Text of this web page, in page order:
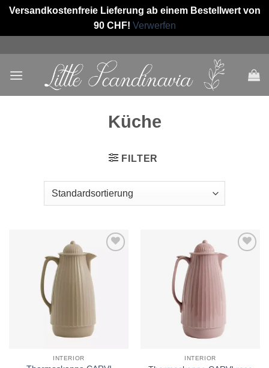
Versandkostenfreie Lieferung ab einem Bestellwert von
90 CHF! Verwerfen
content
Küche
FILTER
Auf die
Wunschliste
INTERIOR
Auf die
Wunschliste
INTERIOR